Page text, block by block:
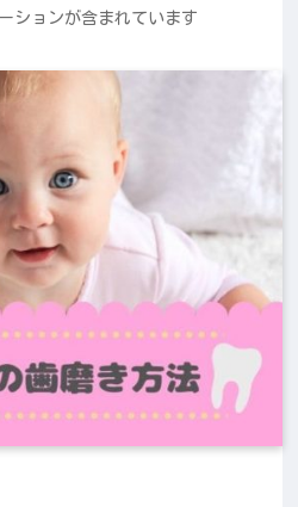
ションが含まれています